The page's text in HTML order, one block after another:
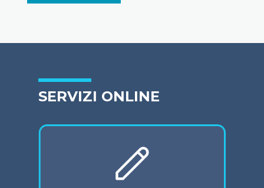
SERVIZI ONLINE